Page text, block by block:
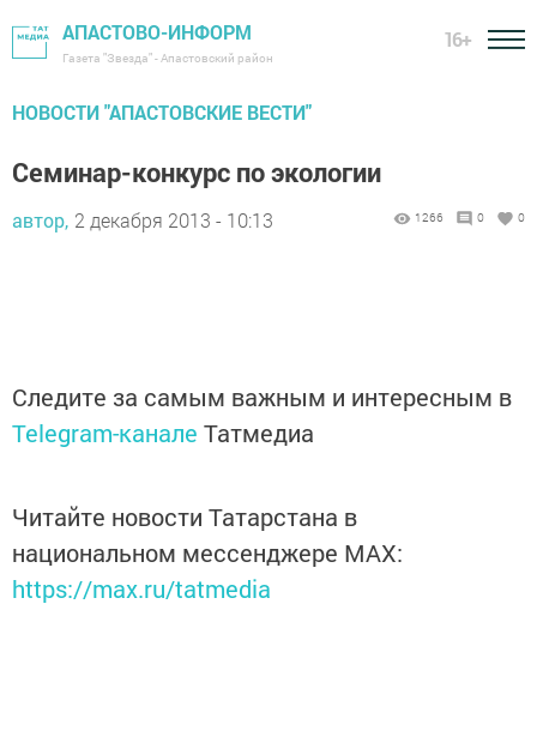
АПАСТОВО-ИНФОРМ
Газета "Звезда" - Апастовский район
16+
НОВОСТИ "АПАСТОВСКИЕ ВЕСТИ"
Семинар-конкурс по экологии
автор, 2 декабря 2013 - 10:13 1266 0 0
Следите за самым важным и интересным в
Telegram-канале Татмедиа
Читайте новости Татарстана в
национальном мессенджере MАХ:
https://max.ru/tatmedia